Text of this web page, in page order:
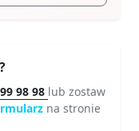
98 98 lub zostaw
na stronie